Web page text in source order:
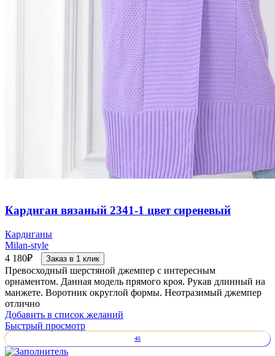
Кардиган вязаный 2341-1 цвет сиреневый
Кардиганы
Milan-style
4 180₽ Заказ в 1 клик
Превосходный шерстяной джемпер с интересным
орнаментом. Данная модель прямого кроя. Рукав длинный на
манжете. Воротник округлой формы. Неотразимый джемпер
отлично
Добавить в список желаний
Быстрый просмотр
46